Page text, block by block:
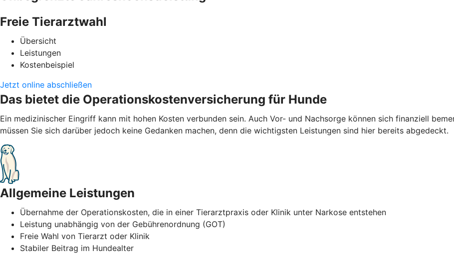
Freie Tierarztwahl
Übersicht
Leistungen
Kostenbeispiel
Jetzt online abschließen
Das bietet die Operationskostenversicherung für Hunde
Ein medizinischer Eingriff kann mit hohen Kosten verbunden sein. Auch Vor- und Nachsorge können sich finanziell
müssen Sie sich darüber jedoch keine Gedanken machen, denn die wichtigsten Leistungen sind hier bereits abgedeckt.
Allgemeine Leistungen
Übernahme der Operationskosten, die in einer Tierarztpraxis oder Klinik unter Narkose entstehen
Leistung unabhängig von der Gebührenordnung (GOT)
Freie Wahl von Tierarzt oder Klinik
Stabiler Beitrag im Hundealter